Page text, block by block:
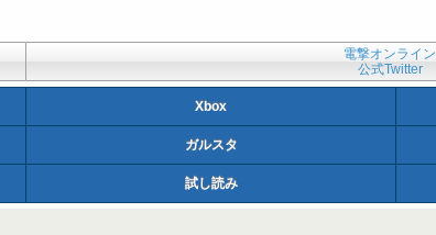
電撃オンライン
公式Twitter
Xbox
ガルスタ
試し読み